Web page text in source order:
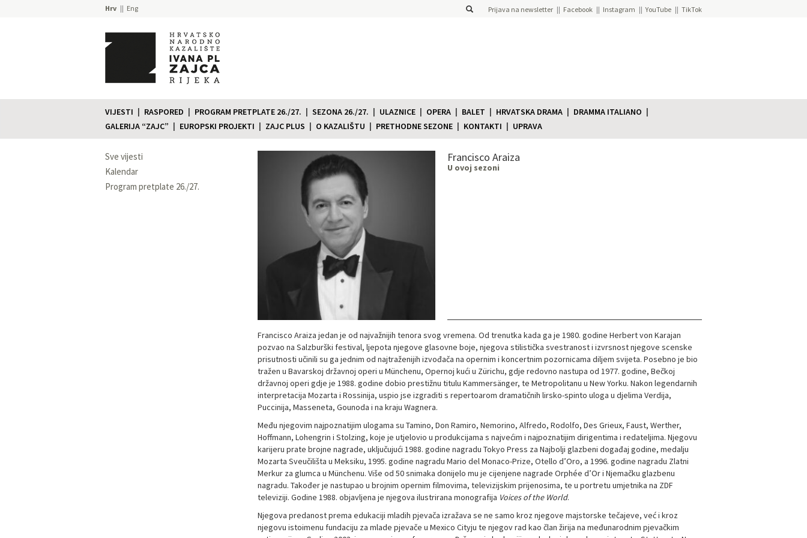
Hrv Eng Prijava na newsletter Facebook Instagram YouTube TikTok
VIJESTI RASPORED PROGRAM PRETPLATE 26./27. SEZONA 26./27. ULAZNICE OPERA BALET HRVATSKA DRAMA
DRAMMA ITALIANO
GALERIJA “ZAJC”
EUROPSKI PROJEKTI ZAJC PLUS O KAZALIŠTU PRETHODNE SEZONE KONTAKTI UPRAVA
Sve vijesti
Kalendar
Program pretplate 26./27.
Francisco Araiza
U ovoj sezoni
Francisco Araiza jedan je od najvažnijih tenora svog vremena. Od trenutka kada ga je 1980. godine Herbert von Karajan
pozvao na Salzburški festival, ljepota njegove glasovne boje, njegova stilistička svestranost i izvrsnost njegove scenske
prisutnosti učinili su ga jednim od najtraženijih izvođača na opernim i koncertnim pozornicama diljem svijeta. Posebno je bio
tražen u Bavarskoj državnoj operi u Münchenu, Opernoj kući u Zürichu, gdje redovno nastupa od 1977. godine, Bečkoj
državnoj operi gdje je 1988. godine dobio prestižnu titulu Kammersänger, te Metropolitanu u New Yorku. Nakon legendarnih
interpretacija Mozarta i Rossinija, uspio jse izgraditi s repertoarom dramatičnih lirsko-spinto uloga u djelima Verdija,
Puccinija, Masseneta, Gounoda i na kraju Wagnera.
Među njegovim najpoznatijim ulogama su Tamino, Don Ramiro, Nemorino, Alfredo, Rodolfo, Des Grieux, Faust, Werther,
Hoffmann, Lohengrin i Stolzing, koje je utjelovio u produkcijama s najvećim i najpoznatijim dirigentima i redateljima. Njegovu
karijeru prate brojne nagrade, uključujući 1988. godine nagradu Tokyo Press za Najbolji glazbeni događaj godine, medalju
Mozarta Sveučilišta u Meksiku, 1995. godine nagradu Mario del Monaco-Prize, Otello d’Oro, a 1996. godine nagradu Zlatni
Merkur za glumca u Münchenu. Više od 50 snimaka donijelo mu je cijenjene nagrade Orphée d’Or i Njemačku glazbenu
nagradu. Također je nastupao u brojnim opernim filmovima, televizijskim prijenosima, te u portretu umjetnika na ZDF
televiziji. Godine 1988. objavljena je njegova ilustrirana monografija Voices of the World.
Njegova predanost prema edukaciji mladih pjevača izražava se ne samo kroz njegove majstorske tečajeve, već i kroz
njegovu istoimenu fundaciju za mlade pjevače u Mexico Cityju te njegov rad kao član žirija na međunarodnim pjevačkim